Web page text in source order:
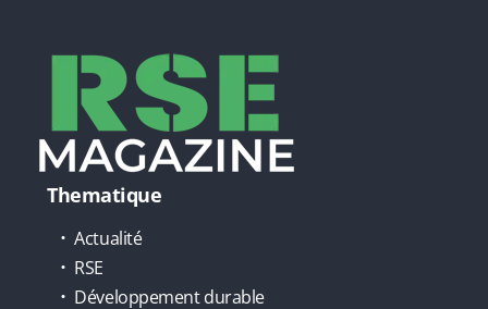
Thematique
Actualité
RSE
Développement durable